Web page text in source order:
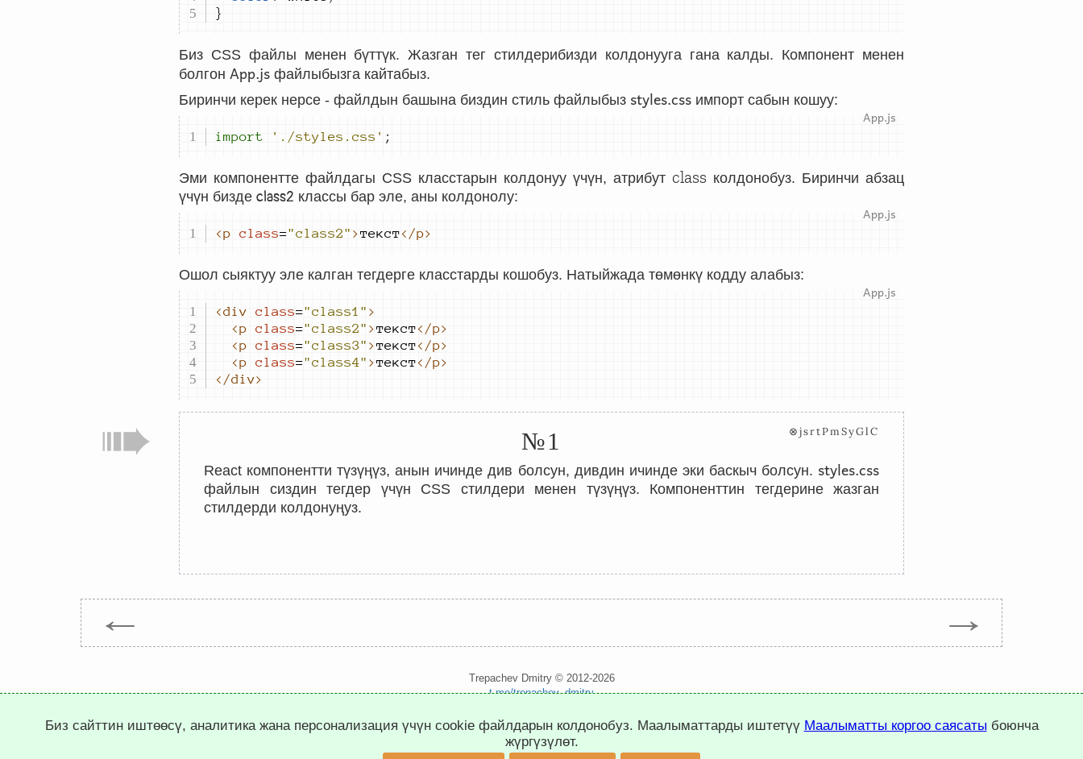
Биз CSS файлы менен бүттүк. Жазган тег стилдерибизди колдонууга гана калды. Компонент менен
болгон App.js файлыбызга кайтабыз.
Биринчи керек нерсе - файлдын башына биздин стиль файлыбыз styles.css импорт сабын кошуу:
import './styles.css' ;
Эми компонентте файлдагы CSS класстарын колдонуу үчүн, атрибут class колдонобуз. Биринчи абзац
үчүн бизде class2 классы бар эле, аны колдонолу:
<p class="class2" >текст</p>
Ошол сыяктуу эле калган тегдерге класстарды кошобуз. Натыйжада төмөнкү кодду алабыз:
<div class="class1" >
<p class="class2" >текст</p>
<p class="class3" >текст</p>
<p class="class4" >текст</p>
</div>
№1 ⊗jsrtPmSyGlC
React компонентти түзүңүз, анын ичинде див болсун, дивдин ичинде эки баскыч болсун. styles.css
файлын сиздин тегдер үчүн CSS стилдери менен түзүңүз. Компоненттин тегдерине жазган
стилдерди колдонуңуз.
← →
Trepachev Dmitry © 2012-2026
t.me/trepachev_dmitry
Биз сайттин иштөөсү, аналитика жана персонализация үчүн cookie файлдарын колдонобуз. Маалыматтарды иштетүү Маалыматты коргоо саясаты боюнча
жүргүзүлөт.